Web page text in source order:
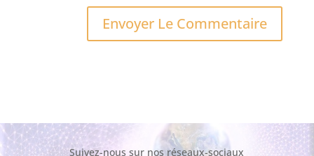
Suivez-nous sur nos réseaux-sociaux